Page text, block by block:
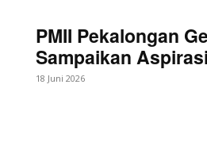
PMII Pekalongan
Sampaikan
18 Juni 2026